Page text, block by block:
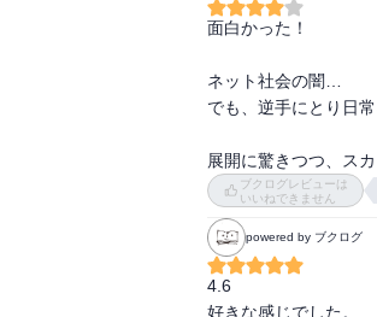
面白かった！
ネット社会の闇…
でも、逆手にとり日常
展開に驚きつつ、ス
ブクログレビューは
いいねできません
powered by ブクログ
4.6
好きな感じでした。